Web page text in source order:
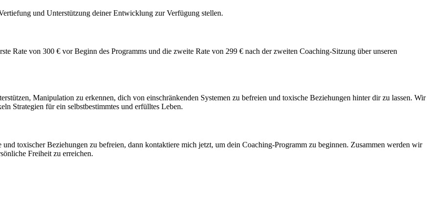
und Unterstützung deiner Entwicklung zur Verfügung stellen.
Rate von 300 € vor Beginn des Programms und die zweite Rate von 299 € nach der zweiten Coaching-Sitzung über unseren
Manipulation zu erkennen, dich von einschränkenden Systemen zu befreien und toxische Beziehungen hinter dir zu lassen. Wir
Strategien für ein selbstbestimmtes und erfülltes Leben.
toxischer Beziehungen zu befreien, dann kontaktiere mich jetzt, um dein Coaching-Programm zu beginnen. Zusammen werden wir
Freiheit zu erreichen.